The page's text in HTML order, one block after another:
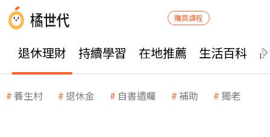
購買課程
退休理財 持續學習 在地推薦 生活百科
養生村 退休金 自書遺囑 補助 獨老